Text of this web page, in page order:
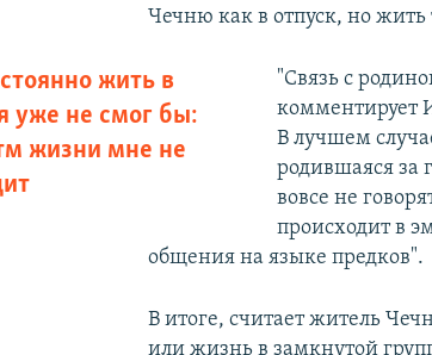
Чечню как в отпуск, но
жить в
уже не смог бы:
жизни мне не
"Связь с
комментирует
В лучшем
родившаяся за
вовсе не
происходит в
общения на языке предков".
В итоге, считает житель
или жизнь в замкнутой